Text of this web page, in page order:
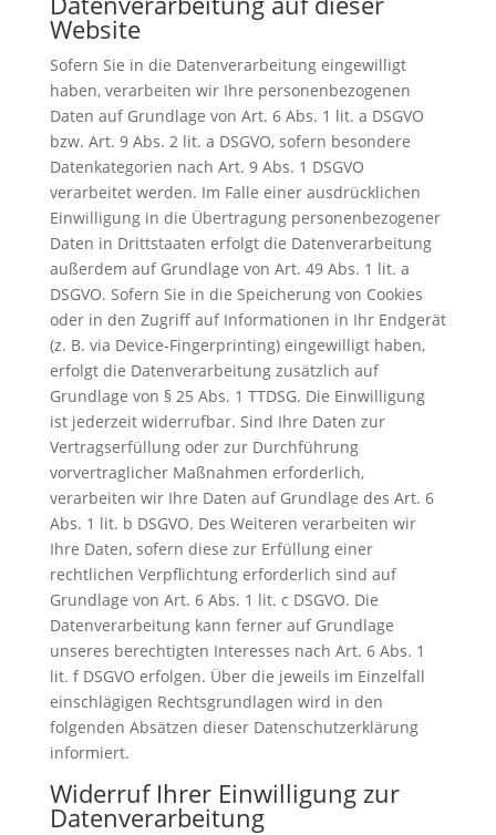
Website
Sofern Sie in die Datenverarbeitung eingewilligt
haben, verarbeiten wir Ihre personenbezogenen
Daten auf Grundlage von Art. 6 Abs. 1 lit. a DSGVO
bzw. Art. 9 Abs. 2 lit. a DSGVO, sofern besondere
Datenkategorien nach Art. 9 Abs. 1 DSGVO
verarbeitet werden. Im Falle einer ausdrücklichen
Einwilligung in die Übertragung personenbezogener
Daten in Drittstaaten erfolgt die Datenverarbeitung
außerdem auf Grundlage von Art. 49 Abs. 1 lit. a
DSGVO. Sofern Sie in die Speicherung von Cookies
oder in den Zugriff auf Informationen in Ihr Endgerät
(z. B. via Device-Fingerprinting) eingewilligt haben,
erfolgt die Datenverarbeitung zusätzlich auf
Grundlage von § 25 Abs. 1 TTDSG. Die Einwilligung
ist jederzeit widerrufbar. Sind Ihre Daten zur
Vertragserfüllung oder zur Durchführung
vorvertraglicher Maßnahmen erforderlich,
verarbeiten wir Ihre Daten auf Grundlage des Art. 6
Abs. 1 lit. b DSGVO. Des Weiteren verarbeiten wir
Ihre Daten, sofern diese zur Erfüllung einer
rechtlichen Verpflichtung erforderlich sind auf
Grundlage von Art. 6 Abs. 1 lit. c DSGVO. Die
Datenverarbeitung kann ferner auf Grundlage
unseres berechtigten Interesses nach Art. 6 Abs. 1
lit. f DSGVO erfolgen. Über die jeweils im Einzelfall
einschlägigen Rechtsgrundlagen wird in den
folgenden Absätzen dieser Datenschutzerklärung
informiert.
Widerruf Ihrer Einwilligung zur
Datenverarbeitung